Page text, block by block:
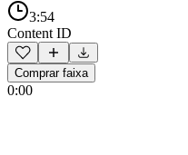
3:54
Content ID
Comprar faixa
0:00